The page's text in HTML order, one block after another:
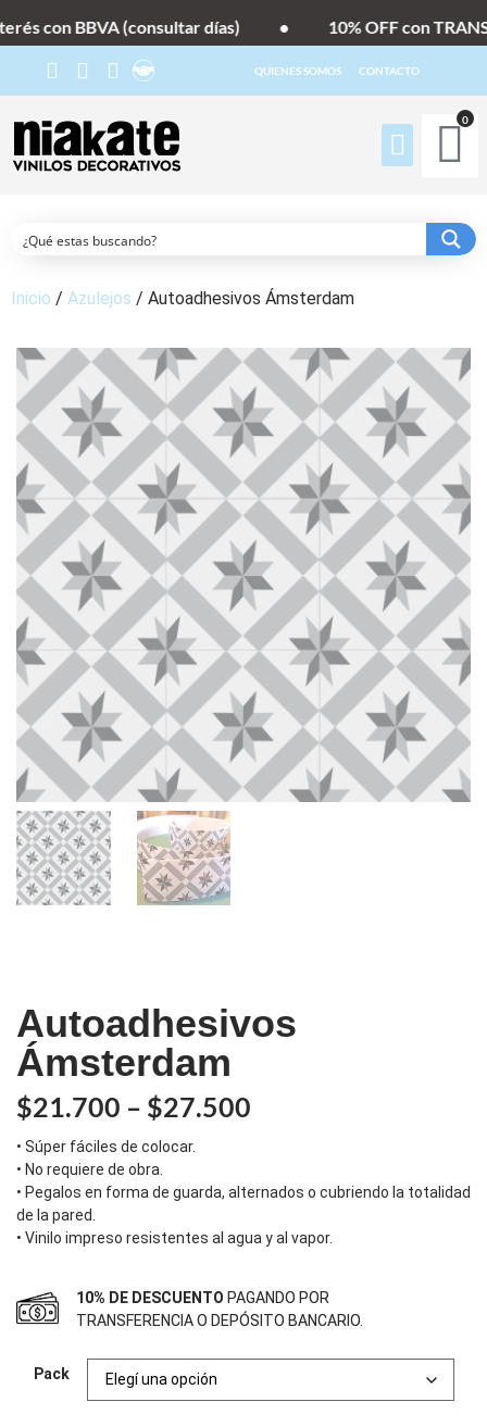
con BBVA (consultar días) 10% OFF con
QUIENES SOMOS CONTACTO
0
Inicio / Azulejos / Autoadhesivos Ámsterdam
Autoadhesivos
Ámsterdam
$21.700 – $27.500
• Súper fáciles de colocar.
• No requiere de obra.
• Pegalos en forma de guarda, alternados o cubriendo la totalidad
de la pared.
• Vinilo impreso resistentes al agua y al vapor.
10% DE DESCUENTO PAGANDO POR
TRANSFERENCIA O DEPÓSITO BANCARIO.
Pack